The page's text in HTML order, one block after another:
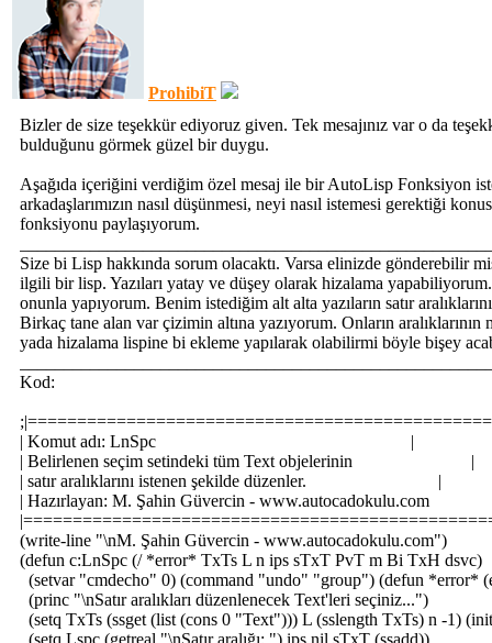
ProhibiT
Bizler de size teşekkür ediyoruz given. Tek mesajınız var o da
bulduğunu görmek güzel bir duygu.
Aşağıda içeriğini verdiğim özel mesaj ile bir AutoLisp Fonksiyon
arkadaşlarımızın nasıl düşünmesi, neyi nasıl istemesi gerektiği
fonksiyonu paylaşıyorum.
Size bi Lisp hakkında sorum olacaktı. Varsa elinizde gönderebilir
ilgili bir lisp. Yazıları yatay ve düşey olarak hizalama
onunla yapıyorum. Benim istediğim alt alta yazıların satır
Birkaç tane alan var çizimin altına yazıyorum. Onların
yada hizalama lispine bi ekleme yapılarak olabilirmi böyle bişey
Kod:
| Komut adı: LnSpc |
| Belirlenen seçim setindeki tüm Text objelerinin |
| satır aralıklarını istenen şekilde düzenler. |
| Hazırlayan: M. Şahin Güvercin -
(write-line "\nM. Şahin Güvercin - www.autocadokulu.com")
(defun c:LnSpc (/ *error* TxTs L n ips sTxT PvT m Bi TxH dsvc)
(setvar "cmdecho" 0) (command "undo" "group") (defun *error*
(princ "\nSatır aralıkları düzenlenecek Text'leri seçiniz...")
(setq TxTs (ssget (list (cons 0 "Text"))) L (sslength TxTs) n -1)
(setq Lspc (getreal "\nSatır aralığı: ") ips nil sTxT (ssadd))